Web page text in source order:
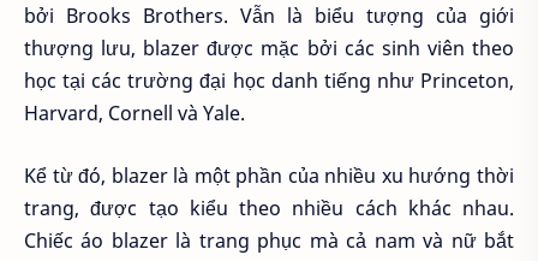
bởi Brooks Brothers. Vẫn là biểu tượng của giới
thượng lưu, blazer được mặc bởi các sinh viên theo
học tại các trường đại học danh tiếng như Princeton,
Harvard, Cornell và Yale.
Kể từ đó, blazer là một phần của nhiều xu hướng thời
trang, được tạo kiểu theo nhiều cách khác nhau.
Chiếc áo blazer là trang phục mà cả nam và nữ bắt